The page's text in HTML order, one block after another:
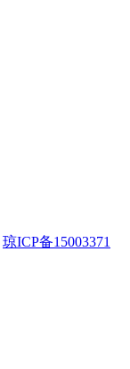
琼ICP备15003371